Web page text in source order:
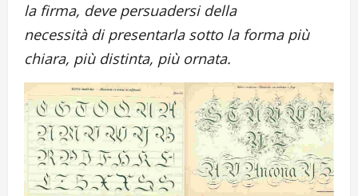
la firma, deve persuadersi della
necessità di presentarla sotto la forma più
chiara, più distinta, più ornata.